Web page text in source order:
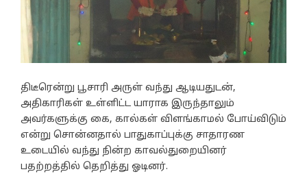
திடீரென்று பூசாரி அருள் வந்து ஆடியதுடன்,
அதிகாரிகள் உள்ளிட்ட யாராக இருந்தாலும்
அவர்களுக்கு கை, கால்கள் விளங்காமல் போய்விடும்
என்று சொன்னதால் பாதுகாப்புக்கு சாதாரண
உடையில் வந்து நின்ற காவல்துறையினர்
பதற்றத்தில் தெறித்து ஓடினர்.